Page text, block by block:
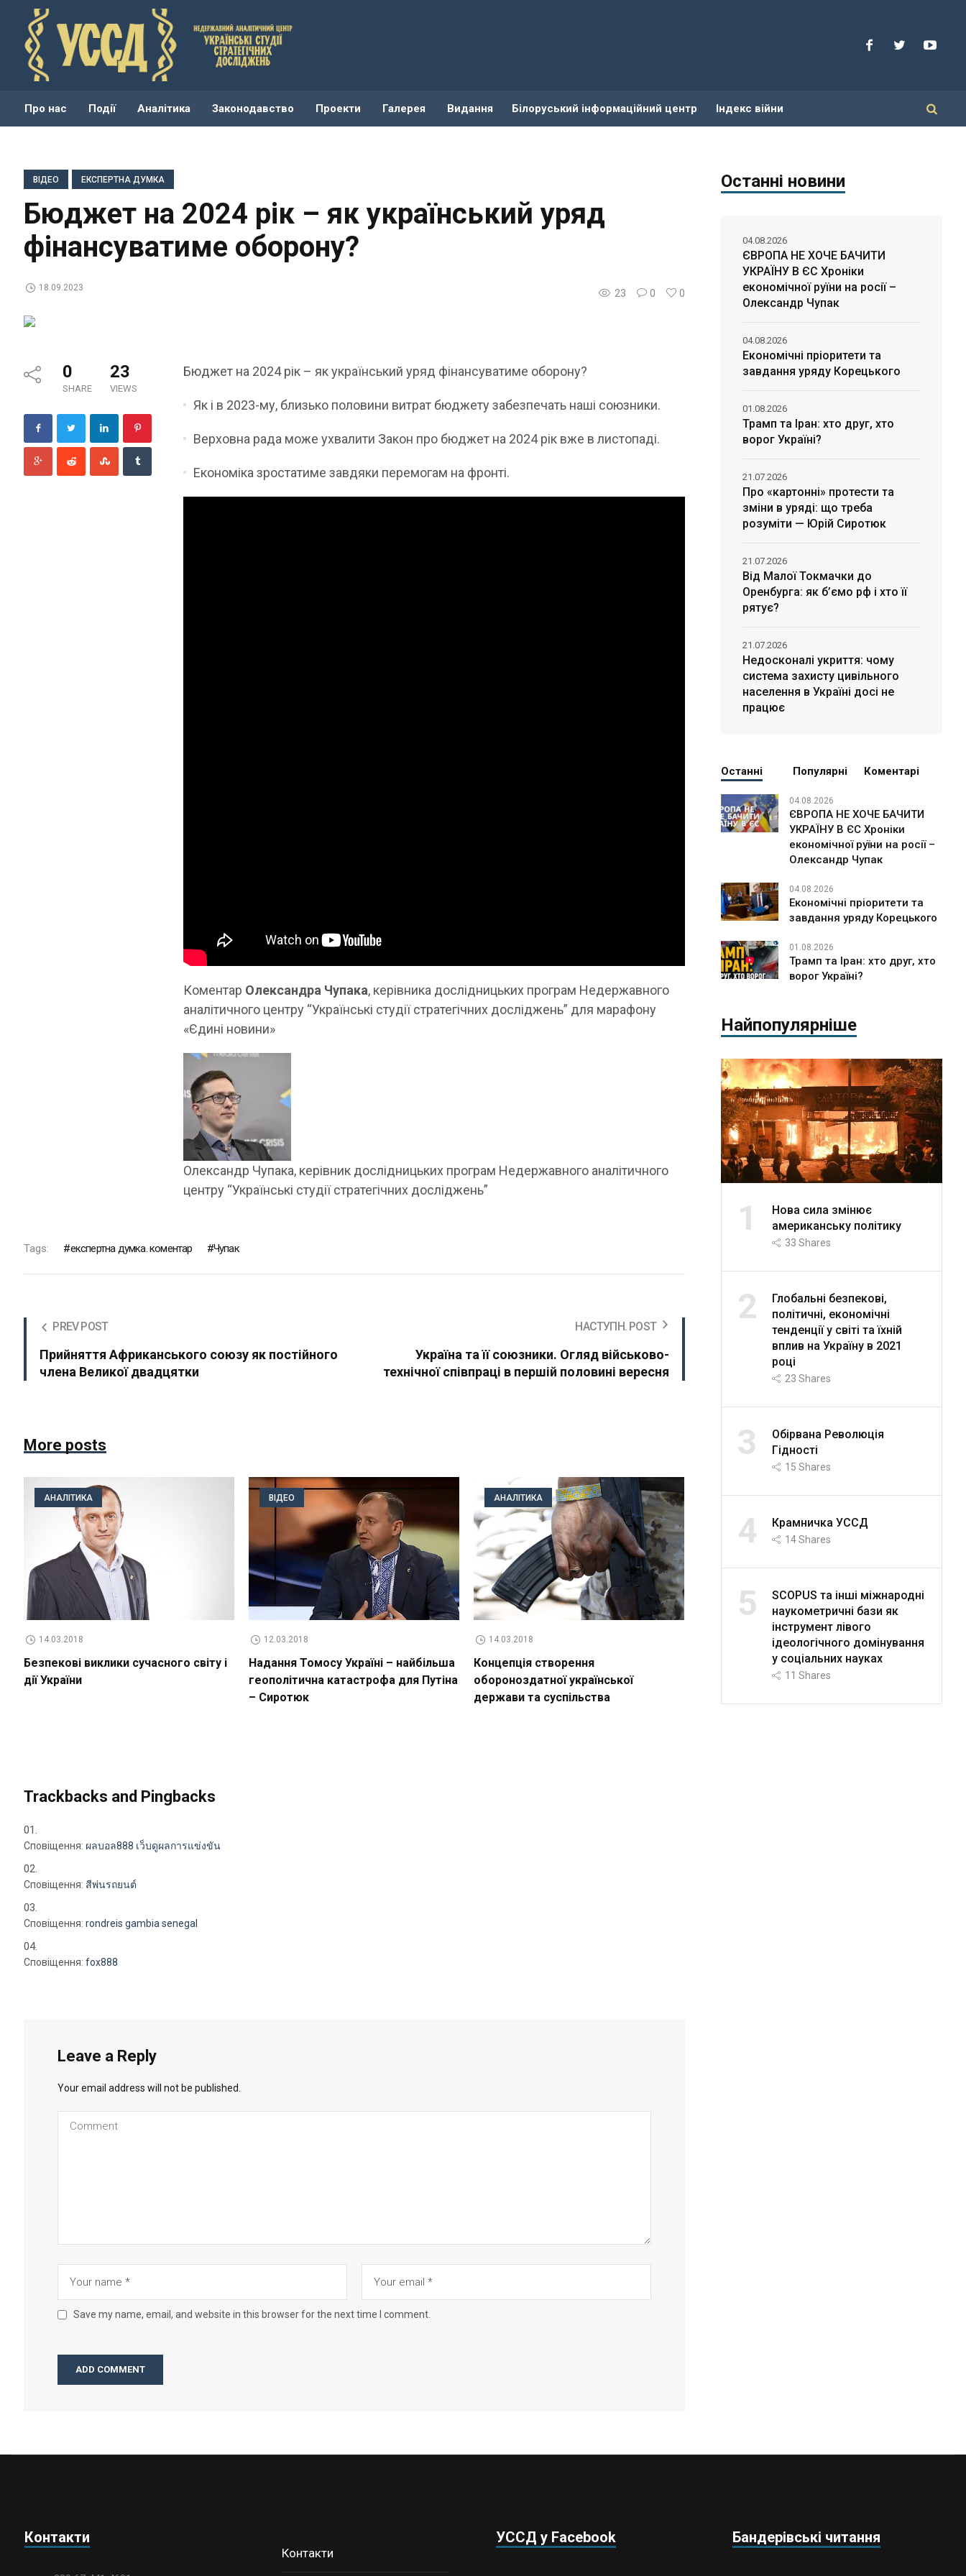
Про нас Події Аналітика Законодавство Проекти Галерея Видання Білоруський інформаційний центр Індекс війни
ВІДЕО ЕКСПЕРТНА ДУМКА
Бюджет на 2024 рік – як український уряд
фінансуватиме оборону?
23 0 0
18.09.2023
0
SHARE
23
VIEWS
Бюджет на 2024 рік – як український уряд фінансуватиме оборону?
Як і в 2023-му, близько половини витрат бюджету забезпечать наші союзники.
Верховна рада може ухвалити Закон про бюджет на 2024 рік вже в листопаді.
Економіка зростатиме завдяки перемогам на фронті.
Коментар Олександра Чупака, керівника дослідницьких програм Недержавного
аналітичного центру “Українські студії стратегічних досліджень” для марафону
«Єдині новини»
Олександр Чупака, керівник дослідницьких програм Недержавного аналітичного
центру “Українські студії стратегічних досліджень”
Tags: експертна думка. коментар Чупак
PREV POST
Прийняття Африканського союзу як постійного
члена Великої двадцятки
НАСТУПН. POST
Україна та її союзники. Огляд військово-
технічної співпраці в першій половині вересня
More posts
АНАЛІТИКА
14.03.2018
Безпекові виклики сучасного світу і
дії України
ВІДЕО
12.03.2018
Надання Томосу Україні – найбільша
геополітична катастрофа для Путіна
– Сиротюк
АНАЛІТИКА
14.03.2018
Концепція створення
обороноздатної української
держави та суспільства
Trackbacks and Pingbacks
Сповіщення: ผลบอล888 เว็บดูผลการแข่งขัน
Сповіщення: สีพ่นรถยนต์
Сповіщення:rondreis gambia senegal
Сповіщення:fox888
Leave a Reply
Your email address will not be published.
Save my name, email, and website in this browser for the next time I comment.
Останні новини
ЄВРОПА НЕ ХОЧЕ БАЧИТИ
УКРАЇНУ В ЄС Хроніки
економічної руїни на росії –
Олександр Чупак
04.08.2026
Економічні пріоритети та
завдання уряду Корецького
04.08.2026
Трамп та Іран: хто друг, хто
ворог Україні?
01.08.2026
Про «картонні» протести та
зміни в уряді: що треба
розуміти — Юрій Сиротюк
21.07.2026
Від Малої Токмачки до
Оренбурга: як б’ємо рф і хто її
рятує?
21.07.2026
Недосконалі укриття: чому
система захисту цивільного
населення в Україні досі не
працює
21.07.2026
Останні Популярні Коментарі
04.08.2026
ЄВРОПА НЕ ХОЧЕ БАЧИТИ
УКРАЇНУ В ЄС Хроніки
економічної руїни на росії –
Олександр Чупак
04.08.2026
Економічні пріоритети та
завдання уряду Корецького
01.08.2026
Трамп та Іран: хто друг, хто
ворог Україні?
Найпопулярніше
1
Нова сила змінює
американську політику
33 Shares
2
Глобальні безпекові,
політичні, економічні
тенденції у світі та їхній
вплив на Україну в 2021
році
23 Shares
3
Обірвана Революція
Гідності
15 Shares
4 Крамничка УССД
14Shares
5
SCOPUS та інші міжнародні
наукометричні бази як
інструмент лівого
ідеологічного домінування
у соціальних науках
11 Shares
Контакти
Контакти
УССД у Facebook Бандерівські читання